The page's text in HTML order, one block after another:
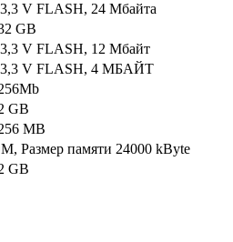
V FLASH, 24 Мбайта
GB
V FLASH, 12 Мбайт
3,3 V FLASH, 4 МБАЙТ
GB
MB
Размер памяти 24000 kByte
GB